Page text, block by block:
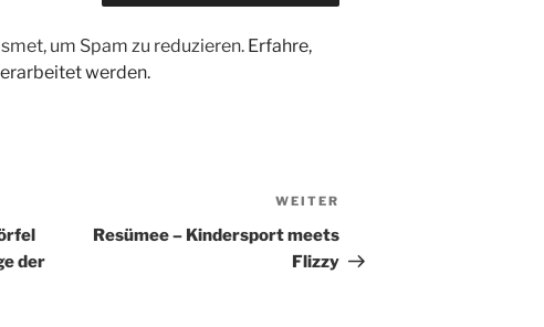
um Spam zu reduzieren. Erfahre,
werden.
der
Beitrag
WEITER
Resümee – Kindersport meets
Flizzy